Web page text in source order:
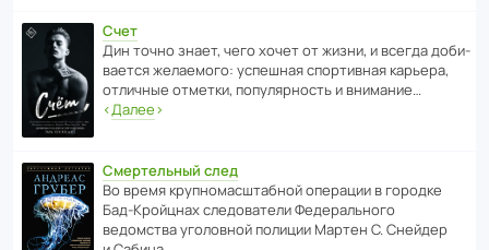
Счет
Дин точно знает, чего хочет от жизни, и всегда доби­
ва­ется жела­е­мого: успе­шная спор­ти­вная карьера,
отли­чные отметки, попу­ля­р­ность и внимание…
‹Далее›
Смертельный след
Во время круп­но­мас­ш­та­бной операции в городке
Бад‑Крой­цнах следо­ва­тели Феде­раль­ного
ведомства уголо­вной полиции Мартен С. Снейдер